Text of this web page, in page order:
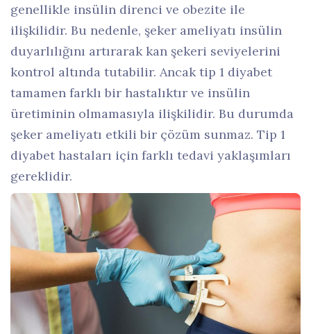
genellikle insülin direnci ve obezite ile
ilişkilidir. Bu nedenle, şeker ameliyatı insülin
duyarlılığını artırarak kan şekeri seviyelerini
kontrol altında tutabilir. Ancak tip 1 diyabet
tamamen farklı bir hastalıktır ve insülin
üretiminin olmamasıyla ilişkilidir. Bu durumda
şeker ameliyatı etkili bir çözüm sunmaz. Tip 1
diyabet hastaları için farklı tedavi yaklaşımları
gereklidir.